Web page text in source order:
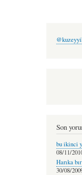
Son
bu ikinci
08/11/
Harıka
30/08/